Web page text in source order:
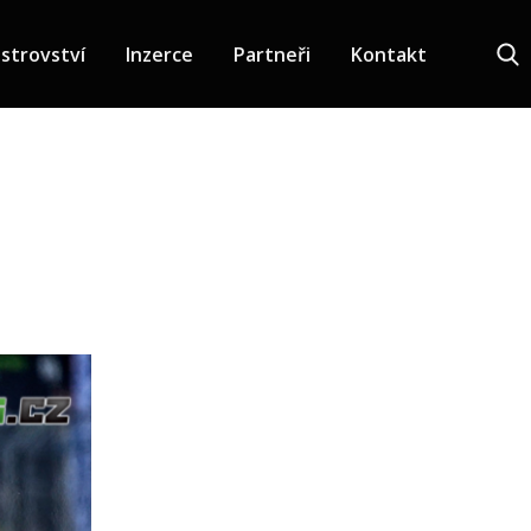
Inzerce Partneři Kontakt